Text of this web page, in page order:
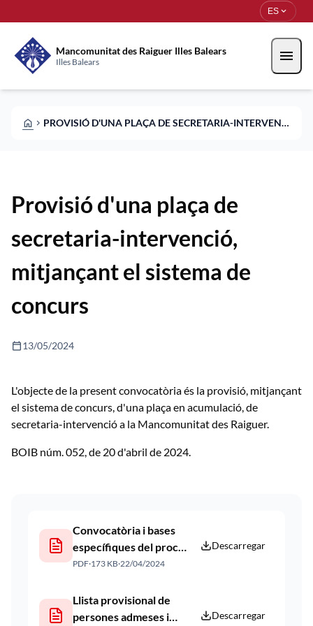
ES expand_more
Mancomunitat des Raiguer Illes Balears
Illes Balears menu
HOME CHEVRON_RIGHT PROVISIÓ D'UNA PLAÇA DE SECRETARIA-INTERVENCIÓ, MITJANÇANT EL SISTEMA DE CONCURS
Provisió d'una plaça de
secretaria-intervenció,
mitjançant el sistema de
concurs
calendar_today13/05/2024
L'objecte de la present convocatòria és la provisió, mitjançant
el sistema de concurs, d'una plaça en acumulació, de
secretaria-intervenció a la Mancomunitat des Raiguer.
BOIB núm. 052, de 20 d'abril de 2024.
Convocatòria i bases
específiques del procés.
Publicació web 22 04
PDF·173 KB·22/04/2024
Descarregar
Llista provisional de
persones admeses i
Descarregar